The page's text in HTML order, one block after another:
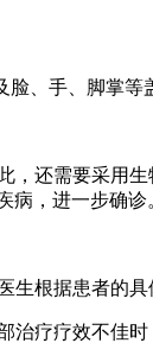
脸、手、脚掌等
，还需要采用生
，进一步确诊
根据患者的具
疗疗效不佳